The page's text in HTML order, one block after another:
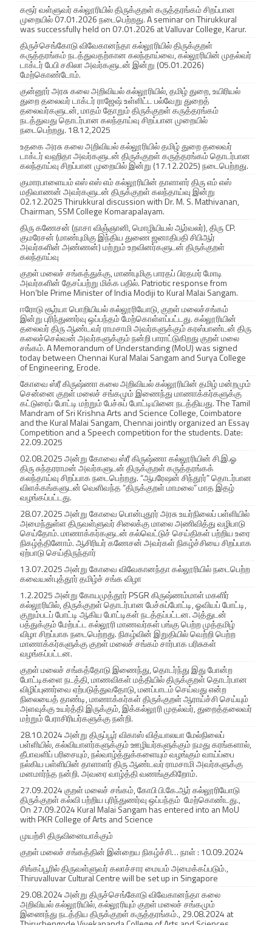
கரூர் வள்ளுவர் கல்லூரியில் திருக்குறள் கருத்தரங்கம் சிறப்பான
முறையில் 07.01.2026 நடைபெற்றது. A seminar on Thirukkural
was successfully held on 07.01.2026 at Valluvar College, Karur.
திருச்செங்கோடு விவேகானந்தா கல்லூரியில் திருக்குறள்
கருத்தரங்கம் நடத்துவதற்கான கலந்தாய்வை, கல்லூரியின் முதல்வர்
டாக்டர் பேபி சகிலா அவர்களுடன் இன்று (05.01.2026)
மேற்கொண்டோம்.
குன்னூர் அரசு கலை அறிவியல் கல்லூரியில், தமிழ் துறை, உயிரியல்
துறை தலைவர் டாக்டர் ராஜேஷ் உள்ளிட்ட பல்வேறு துறைத்
தலைவர்களுடன், மாதம் தோறும் திருக்குறள் கருத்தரங்கம்
நடத்துவது தொடர்பான கலந்தாய்வு சிறப்பான முறையில்
நடைபெற்றது. 18.12,2025
உதகை அரசு கலை அறிவியல் கல்லூரியில் தமிழ் துறை தலைவர்
டாக்டர் வஹிதா அவர்களுடன் திருக்குறள் கருத்தரங்கம் தொடர்பான
கலந்தாய்வு சிறப்பான முறையில் இன்று (17.12.2025) நடைபெற்றது.
குமாரபாளையம் எஸ் எஸ் எம் கல்லூரியின் தாளாளர் திரு எம் எஸ்
மதிவாணன் அவர்களுடன் திருக்குறள் கலந்தாய்வு இன்று
02.12.2025 Thirukkural discussion with Dr. M. S. Mathivanan,
Chairman, SSM College Komarapalayam.
திரு கணேசன் (நாசா விஞ்ஞானி, மொழியியல் ஆர்வலர்), திரு CP.
குமரேசன் (மாண்புமிகு இந்திய துணை ஜனாதிபதி சிபிஆர்
அவர்களின் அண்ணன்) மற்றும் உறவினர்களுடன் திருக்குறள்
கலந்தாய்வு
குறள் மலைச் சங்கத்துக்கு, மாண்புமிகு பாரதப் பிரதமர் மோடி
அவர்களின் தேசப்பற்று மிக்க பதில். Patriotic response from
Hon’ble Prime Minister of India Modiji to Kural Malai Sangam.
ஈரோடு சூர்யா பொறியியல் கல்லூரியோடு, குறள் மலைச்சங்கம்
இன்று புரிந்துணர்வு ஒப்பந்தம் மேற்கொள்ளப்பட்டது. கல்லூரியின்
தலைவர் திரு ஆண்டவர் ராமசாமி அவர்களுக்கும் கரஸ்பாண்டன் திரு
கலைச்செல்வன் அவர்களுக்கும் நன்றி பாராட்டுகிறது குறள் மலை
சங்கம். A Memorandum of Understanding (MoU) was signed
today between Chennai Kural Malai Sangam and Surya College
of Engineering, Erode.
கோவை ஸ்ரீ கிருஷ்ணா கலை அறிவியல் கல்லூரியின் தமிழ் மன்றமும்
சென்னை குறள் மலைச் சங்கமும் இணைந்து மாணாக்கர்களுக்கு
கட்டுரைப் போட்டி மற்றும் பேச்சுப் போட்டியினை நடத்தியது. The Tamil
Mandram of Sri Krishna Arts and Science College, Coimbatore
and the Kural Malai Sangam, Chennai jointly organized an Essay
Competition and a Speech competition for the students. Date:
22.09.2025
02.08.2025 அன்று கோவை ஸ்ரீ கிருஷ்ணா கல்லூரியின் சி.இ.ஓ
திரு சுந்தரராமன் அவர்களுடன் திருக்குறள் கருத்தரங்கக்
கலந்தாய்வு சிறப்பாக நடைபெற்றது. “ஆபரேஷன் சிந்தூர்” தொடர்பான
விளக்கங்களுடன் வெளிவந்த “திருக்குறள் மாமலை” மாத இதழ்
வழங்கப்பட்டது.
28.07.2025 அன்று கோவை பொன்புதூர் அரசு உயர்நிலைப் பள்ளியில்
அமைந்துள்ள திருவள்ளுவர் சிலைக்கு மாலை அணிவித்து வழிபாடு
செய்தோம். மாணாக்கர்களுடன் கல்வெட்டுச் செய்திகள் பற்றிய உரை
நிகழ்த்தினோம். ஆசிரியர் கணேசன் அவர்கள் நிகழ்ச்சியை சிறப்பாக
ஏற்பாடு செய்திருந்தார்
13.07.2025 அன்று கோவை விவேகானந்தா கல்லூரியில் நடைபெற்ற
கவையன்புத்தூர் தமிழ்ச் சங்க விழா
1.2.2025 அன்று கோயமுத்தூர் PSGR கிருஷ்ணம்மாள் மகளிர்
கல்லூரியில், திருக்குறள் தொடர்பான பேச்சுப்போட்டி, ஓவியப் போட்டி,
குறும்படப் போட்டி ஆகிய போட்டிகள் நடத்தப்பட்டன. அத்துடன்
பத்துக்கும் மேற்பட்ட கல்லூரி மாணவர்கள் பங்கு பெற்ற முத்தமிழ்
விழா சிறப்பாக நடைபெற்றது. நிகழ்வின் இறுதியில் வெற்றி பெற்ற
மாணாக்கர்களுக்கு குறள் மலைச் சங்கம் சார்பாக பரிசுகள்
வழங்கப்பட்டன.
குறள் மலைச் சங்கத்தோடு இணைந்து, தொடர்ந்து இது போன்ற
போட்டிகளை நடத்தி, மாணவிகள் மத்தியில் திருக்குறள் தொடர்பான
விழிப்புணர்வை ஏற்படுத்துவதோடு, மனப்பாடம் செய்வது என்ற
நிலையைத் தாண்டி, மாணாக்கர்கள் திருக்குறள் ஆராய்ச்சி செய்யும்
அளவுக்கு உயர்த்தி இருக்கும், இக்கல்லூரி முதல்வர், துறைத்தலைவர்
மற்றும் பேராசிரியர்களுக்கு நன்றி.
28.10.2024 அன்று திருப்பூர் விகாஸ் வித்யாலயா மேல்நிலைப்
பள்ளியில், கல்வியாளர்களுக்கும் ஊழியர்களுக்கும் நமது கரங்களால்,
தீபாவளிப் பரிசையும், நல்வாழ்த்துக்களையும் வழங்கும் வாய்ப்பை
நல்கிய பள்ளியின் தாளாளர் திரு ஆண்டவர் ராமசாமி அவர்களுக்கு
மனமார்ந்த நன்றி. அவரை வாழ்த்தி வணங்குகிறோம்.
27.09.2024 குறள் மலைச் சங்கம், கோபி பி.கே.ஆர் கல்லூரியோடு
திருக்குறள் கல்வி பற்றிய புரிந்துணர்வு ஒப்பந்தம் மேற்கொண்டது.,
On 27.09.2024 Kural Malai Sangam has entered into an MoU
with PKR College of Arts and Science
முயற்சி திருவினையாக்கும்
குறள் மலைச் சங்கத்தின் இன்றைய நிகழ்ச்சி… நாள் : 10.09.2024
சிங்கப்பூரில் திருவள்ளுவர் கலாச்சார மையம் அமைக்கப்படும்.,
Thiruvalluvar Cultural Centre will be set up in Singapore
29.08.2024 அன்று திருச்செங்கோடு விவேகானந்தா கலை
அறிவியல் கல்லூரியில், கல்லூரியும் குறள் மலைச் சங்கமும்
இணைந்து நடத்திய திருக்குறள் கருத்தரங்கம்., 29.08.2024 at